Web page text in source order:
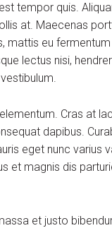
tempor quis.
at. Maecenas
mattis eu
lectus nisi,
Cras at
dapibus.
eget nunc varius
et magnis dis
et justo